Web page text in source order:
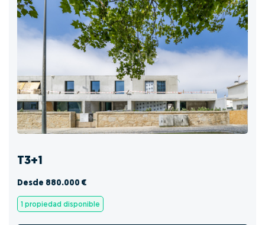
T3+1
Desde 880.000 €
1 propiedad disponible